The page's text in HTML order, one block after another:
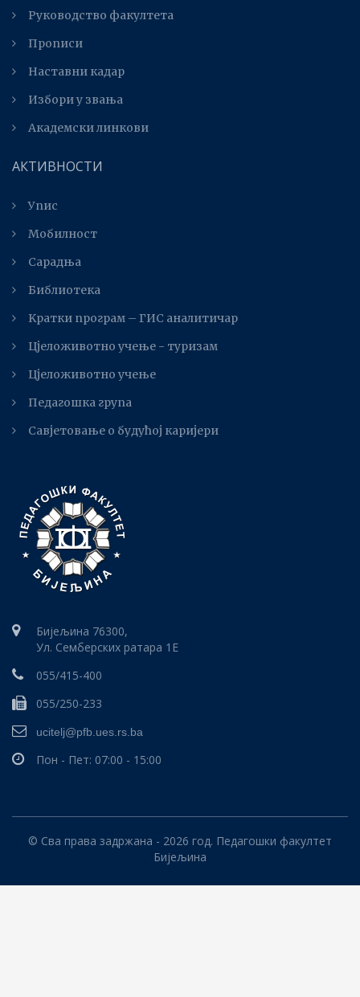
Руководство факултета
Прописи
Наставни кадар
Избори у звања
Академски линкови
АКТИВНОСТИ
Упис
Мобилност
Сарадња
Библиотека
Kратки програм – ГИС аналитичар
Цјеложивотно учење - туризам
Цјеложивотно учење
Педагошка група
Савјетовање о будућој каријери
Бијељина 76300,
Ул. Семберских ратара 1E
055/415-400
055/250-233
ucitelj@pfb.ues.rs.ba
Пон - Пет: 07:00 - 15:00
© Сва права задржана - 2026 год. Педагошки факултет
Бијељина